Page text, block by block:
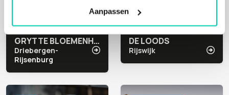
Aanpassen
GRYTTE BLOEMENHEUVEL
Driebergen-
Rijsenburg
DE LOODS
Rijswijk